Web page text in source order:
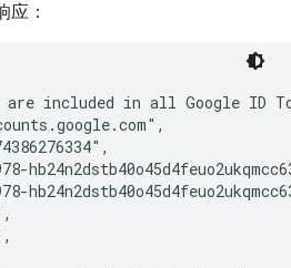
应：
included in all Google ID